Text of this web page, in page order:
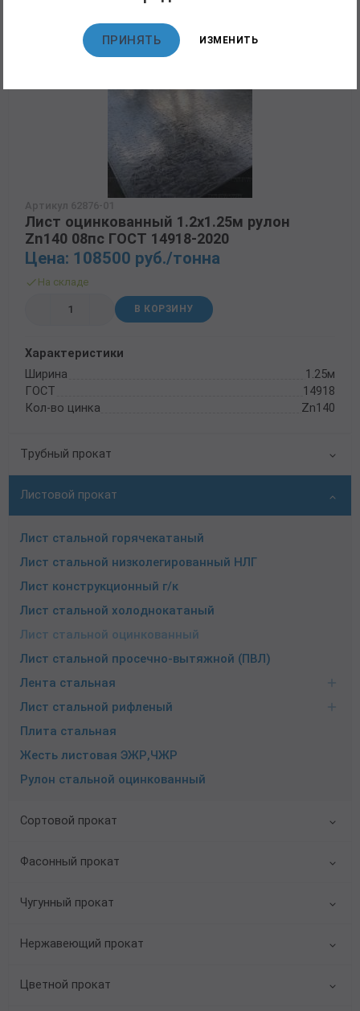
Трубный прокат
Листовой прокат
Лист стальной горячекатаный
Лист стальной низколегированный НЛГ
Лист конструкционный г/к
Лист стальной холоднокатаный
Лист стальной оцинкованный
Лист стальной просечно-вытяжной (ПВЛ)
Лента стальная
Лист стальной рифленый
Плита стальная
Жесть листовая ЭЖР,ЧЖР
Рулон стальной оцинкованный
Сортовой прокат
Фасонный прокат
Чугунный прокат
Нержавеющий прокат
Цветной прокат
Артикул 62876-01
Лист оцинкованный 1.2х1.25м рулон
Zn140 08пс ГОСТ 14918-2020
Цена: 108500 руб./тонна
На складе
В КОРЗИНУ
Характеристики
Ширина
1.25м
ГОСТ
14918
Кол-во цинка
Zn140
ПРИНЯТЬ ИЗМЕНИТЬ